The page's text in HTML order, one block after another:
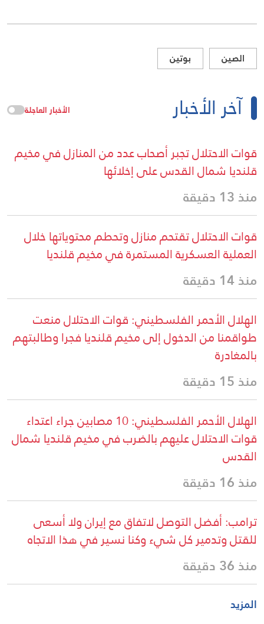
الصين بوتين
آخر الأخبار الأخبار العاجلة
قوات الاحتلال تجبر أصحاب عدد من المنازل في مخيم
قلنديا شمال القدس على إخلائها
منذ 13 دقيقة
قوات الاحتلال تقتحم منازل وتحطم محتوياتها خلال
العملية العسكرية المستمرة في مخيم قلنديا
منذ 14 دقيقة
الهلال الأحمر الفلسطيني: قوات الاحتلال منعت
طواقمنا من الدخول إلى مخيم قلنديا فجرا وطالبتهم
بالمغادرة
منذ 15 دقيقة
الهلال الأحمر الفلسطيني: 10 مصابين جراء اعتداء
قوات الاحتلال عليهم بالضرب في مخيم قلنديا شمال
القدس
منذ 16 دقيقة
ترامب: أفضل التوصل لاتفاق مع إيران ولا أسعى
للقتل وتدمير كل شيء وكنا نسير في هذا الاتجاه
منذ 36 دقيقة
المزيد